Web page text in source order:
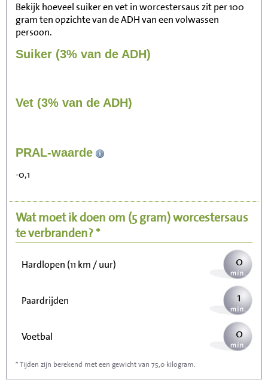
Bekijk hoeveel suiker en vet in worcestersaus zit per 100
gram ten opzichte van de ADH van een volwassen
persoon.
Suiker (3% van de ADH)
Vet (3% van de ADH)
PRAL-waarde
-0,1
Wat moet ik doen om (5 gram)worcestersaus
te verbranden? *
Zitten, tv kijken
Wandelen (5 km/uur) 1
Hardlopen (11 km / uur) 0
Paardrijden 1
Voetbal 0
Stofzuigen
* Tijden zijn berekend met een gewicht van 75,0 kilogram.